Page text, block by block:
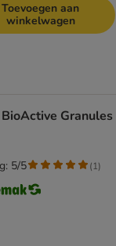
Toevoegen aan
winkelwagen
Granules
5/5 (1)